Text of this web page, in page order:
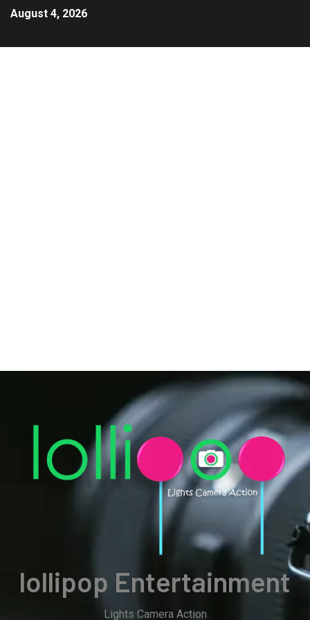
August 4, 2026
lollipop Entertainment
Lights Camera Action